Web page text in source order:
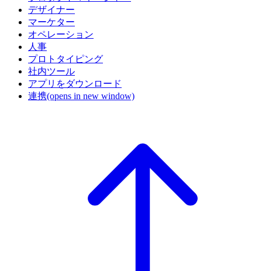
デザイナー
マーケター
オペレーション
人事
プロトタイピング
社内ツール
アプリをダウンロード
連携(opens in new window)